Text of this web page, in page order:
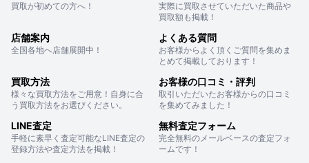
買取が初めての方へ！
実際に買取させていただいた商品や
買取額も掲載！
店舗案内
全国各地へ店舗展開中！
よくある質問
お客様からよく頂くご質問を集めま
とめて掲載しております！
買取方法
様々な買取方法をご用意！自身に合
う買取方法をお選びください。
お客様の口コミ・評判
取引いただいたお客様からの口コミ
を集めてみました！
LINE査定
手軽に素早く査定可能なLINE査定の
登録方法や査定方法を掲載！
無料査定フォーム
完全無料のメールベースの査定フォ
ームです！